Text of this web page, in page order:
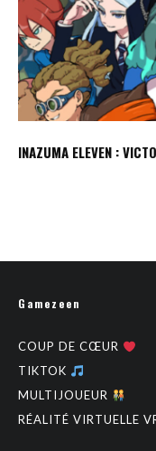
INAZUMA ELEVEN :
Gamezeen
COUP DE CŒUR
TIKTOK
MULTIJOUEUR
RÉALITÉ VIRTUELLE